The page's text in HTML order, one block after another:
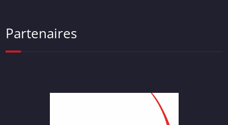
Partenaires